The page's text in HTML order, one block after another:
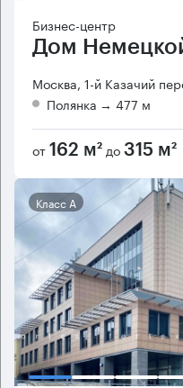
Бизнес-центр
Дом
Москва, 1-й Казачий
Полянка → 477 м
от 162 м² до 315 м²
Класс А